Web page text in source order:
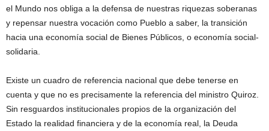
el Mundo nos obliga a la defensa de nuestras riquezas soberanas
y repensar nuestra vocación como Pueblo a saber, la transición
hacia una economía social de Bienes Públicos, o economía social-
solidaria.
Existe un cuadro de referencia nacional que debe tenerse en
cuenta y que no es precisamente la referencia del ministro Quiroz.
Sin resguardos institucionales propios de la organización del
Estado la realidad financiera y de la economía real, la Deuda